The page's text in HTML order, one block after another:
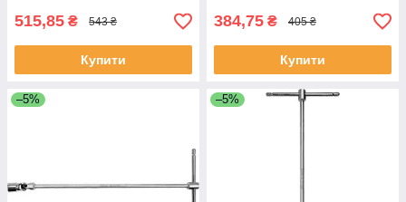
515,85 ₴ 543 ₴
Купити
384,75 ₴ 405 ₴
Купити
–5% –5%